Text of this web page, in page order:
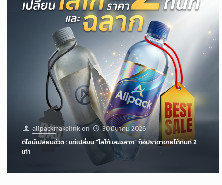
allpackmakelinkon
30 มีนาคม 2026
ดีไซน์เปลี่ยนชีวิต : แค่เปลี่ยน “โลโก้และฉลาก” ก็อัปราคาขายได้ทันที 2
เท่า